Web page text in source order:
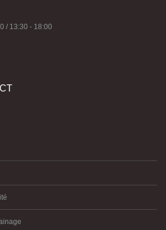
/ 13:30 - 18:00